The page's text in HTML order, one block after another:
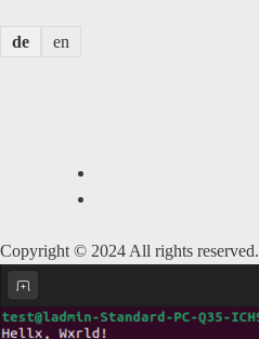
de en
Copyright © 2024 All rights reserved.